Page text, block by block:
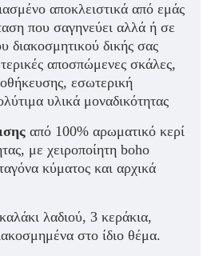
αποκλειστικά από εμάς
που σαγηνεύει αλλά ή σε
διακοσμητικού δικής σας
αποσπώμενες σκάλες,
εσωτερική
υλικά μοναδικότητας
από 100% αρωματικό κερί
με χειροποίητη boho
κύματος και αρχικά
λαδιού, 3 κεράκια,
στο ίδιο θέμα.